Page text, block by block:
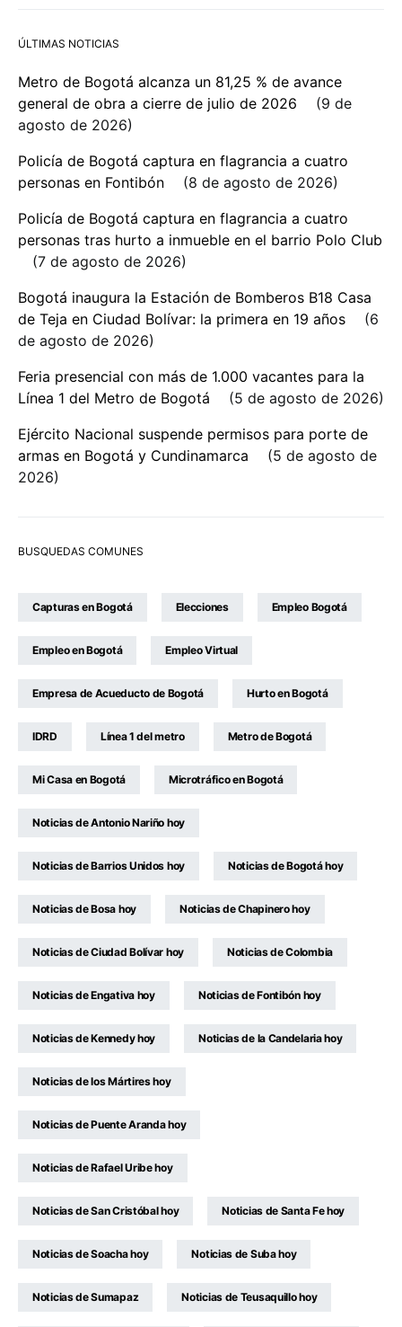
ÚLTIMAS NOTICIAS
Metro de Bogotá alcanza un 81,25 % de avance
general de obra a cierre de julio de 2026
9 de
agosto de 2026
Policía de Bogotá captura en flagrancia a cuatro
personas en Fontibón
8 de agosto de 2026
Policía de Bogotá captura en flagrancia a cuatro
personas tras hurto a inmueble en el barrio Polo Club
7 de agosto de 2026
Bogotá inaugura la Estación de Bomberos B18 Casa
de Teja en Ciudad Bolívar: la primera en 19 años
6
de agosto de 2026
Feria presencial con más de 1.000 vacantes para la
Línea 1 del Metro de Bogotá
5 de agosto de 2026
Ejército Nacional suspende permisos para porte de
armas en Bogotá y Cundinamarca
5 de agosto de
2026
BUSQUEDAS COMUNES
Capturas en Bogotá Elecciones Empleo Bogotá
Empleo en Bogotá Empleo Virtual
Empresa de Acueducto de Bogotá Hurto en Bogotá
IDRD Línea 1 del metro Metro de Bogotá
Mi Casa en Bogotá Microtráfico en Bogotá
Noticias de Antonio Nariño hoy
Noticias de Barrios Unidos hoy Noticias de Bogotá hoy
Noticias de Bosa hoy Noticias de Chapinero hoy
Noticias de Ciudad Bolívar hoy Noticias de Colombia
Noticias de Engativa hoy Noticias de Fontibón hoy
Noticias de Kennedy hoy Noticias de la Candelaria hoy
Noticias de los Mártires hoy
Noticias de Puente Aranda hoy
Noticias de Rafael Uribe hoy
Noticias de San Cristóbal hoy Noticias de Santa Fe hoy
Noticias de Soacha hoy Noticias de Suba hoy
Noticias de Sumapaz Noticias de Teusaquillo hoy